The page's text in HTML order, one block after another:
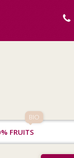
BIO
FRUITS